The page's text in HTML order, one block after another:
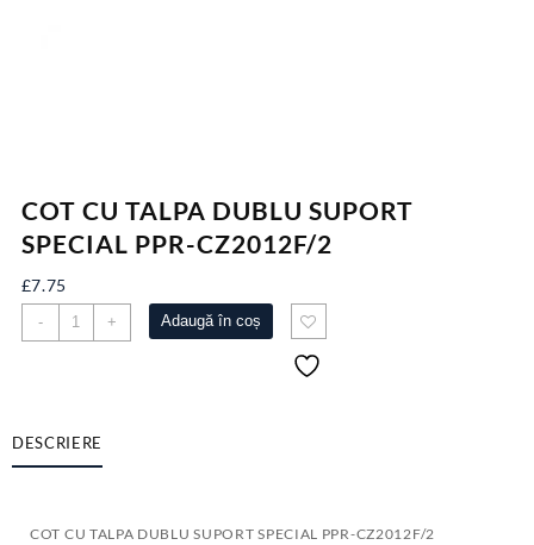
COT CU TALPA DUBLU SUPORT
SPECIAL PPR-CZ2012F/2
£7.75
-
Cantitate
COT
SUPORT
SPECIAL
+ Adaugă în coș
DESCRIERE
COT CU TALPA DUBLU SUPORT SPECIAL PPR-CZ2012F/2